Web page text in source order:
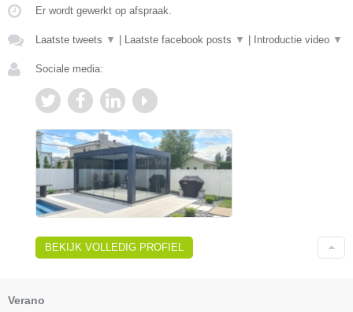
Er wordt gewerkt op afspraak.
Laatste tweets ▼ Laatste facebook posts ▼ Introductie video ▼
Sociale media:
BEKIJK VOLLEDIG PROFIEL
Verano